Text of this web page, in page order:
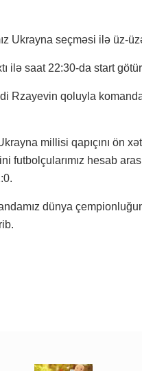
Ukrayna seçməsi ilə üz-
ilə saat 22:30-da start
Rzayevin qoluyla
millisi qapıçını ön
futbolçularımız hesab
dünya